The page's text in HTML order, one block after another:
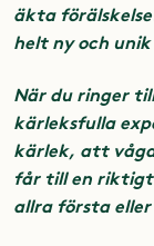
äkta
helt ny och
När du ringer
kärleksfulla
kärlek, att
får till en riktigt
allra första eller